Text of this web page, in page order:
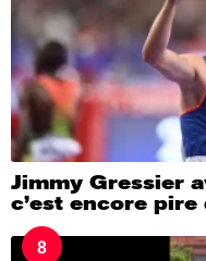
Jimmy Gressier
c’est encore
8